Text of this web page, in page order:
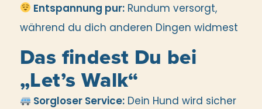
Entspannung pur: Rundum versorgt,
während du dich anderen Dingen widmest
Das findest Du bei
„Let’s Walk“
Sorgloser Service: Dein Hund wird sicher